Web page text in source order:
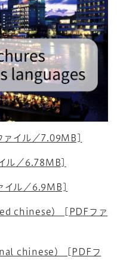
イル／7.09MB]
ル／6.78MB]
ル／6.9MB]
chinese） [PDFファ
chinese） [PDFフ